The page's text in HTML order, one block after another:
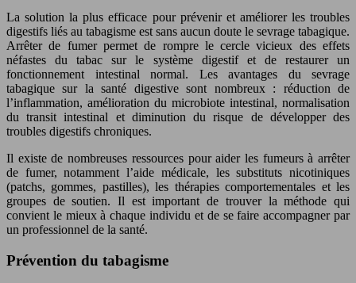
La solution la plus efficace pour prévenir et améliorer les troubles
digestifs liés au tabagisme est sans aucun doute le sevrage tabagique.
Arrêter de fumer permet de rompre le cercle vicieux des effets
néfastes du tabac sur le système digestif et de restaurer un
fonctionnement intestinal normal. Les avantages du sevrage
tabagique sur la santé digestive sont nombreux : réduction de
l’inflammation, amélioration du microbiote intestinal, normalisation
du transit intestinal et diminution du risque de développer des
troubles digestifs chroniques.
Il existe de nombreuses ressources pour aider les fumeurs à arrêter
de fumer, notamment l’aide médicale, les substituts nicotiniques
(patchs, gommes, pastilles), les thérapies comportementales et les
groupes de soutien. Il est important de trouver la méthode qui
convient le mieux à chaque individu et de se faire accompagner par
un professionnel de la santé.
Prévention du tabagisme